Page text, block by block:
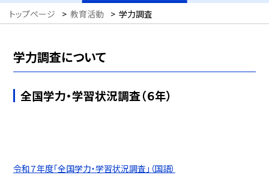
トップページ > 教育活動 > 学力調査
学力調査について
全国学力・学習状況調査（６年）
令和７年度「全国学力・学習状況調査」（国語）